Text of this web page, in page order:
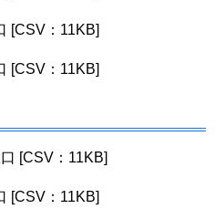
[CSV：11KB]
[CSV：11KB]
[CSV：11KB]
[CSV：11KB]